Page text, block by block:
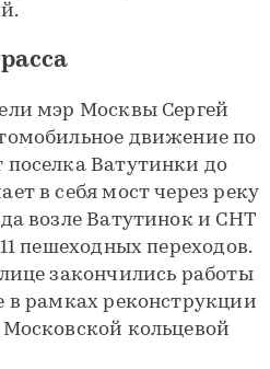
мэр Москвы Сергей
движение по
Ватутинки до
в себя мост через реку
возле Ватутинок и СНТ
пешеходных переходов.
закончились работы
в рамках реконструкции
кольцевой